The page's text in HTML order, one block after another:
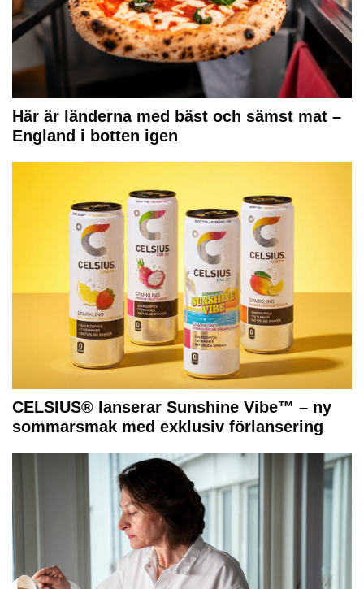
Här är länderna med bäst och sämst mat –
England i botten igen
CELSIUS® lanserar Sunshine Vibe™ – ny
sommarsmak med exklusiv förlansering